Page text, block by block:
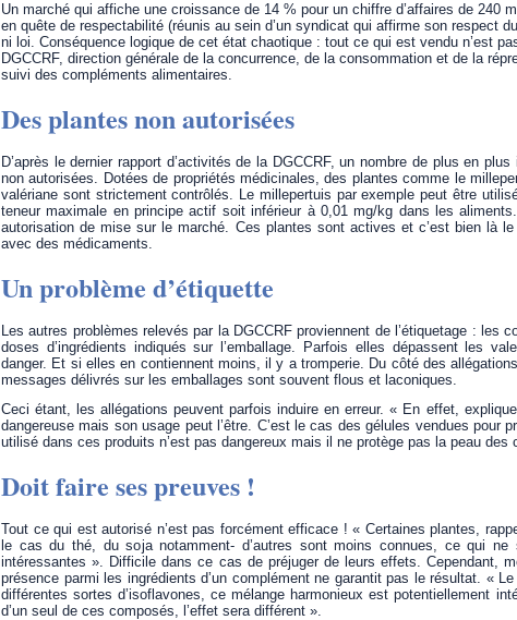
Un marché qui affiche une croissance de 14 % pour un chiffre d’affaires de 240
en quête de respectabilité (réunis au sein d’un syndicat qui affirme son respect
ni loi. Conséquence logique de cet état chaotique : tout ce qui est vendu n’est
DGCCRF, direction générale de la concurrence, de la consommation et de la
suivi des compléments alimentaires.
Des plantes non autorisées
D’après le dernier rapport d’activités de la DGCCRF, un nombre de plus en
non autorisées. Dotées de propriétés médicinales, des plantes comme le
valériane sont strictement contrôlés. Le millepertuis par exemple peut être
teneur maximale en principe actif soit inférieur à 0,01 mg/kg dans les
autorisation de mise sur le marché. Ces plantes sont actives et c’est bien là
avec des médicaments.
Un problème d’étiquette
Les autres problèmes relevés par la DGCCRF proviennent de l’étiquetage : les
doses d’ingrédients indiqués sur l’emballage. Parfois elles dépassent les
danger. Et si elles en contiennent moins, il y a tromperie. Du côté des
messages délivrés sur les emballages sont souvent flous et laconiques.
Ceci étant, les allégations peuvent parfois induire en erreur. « En effet,
dangereuse mais son usage peut l’être. C’est le cas des gélules vendues pour
utilisé dans ces produits n’est pas dangereux mais il ne protège pas la peau des
Doit faire ses preuves !
Tout ce qui est autorisé n’est pas forcément efficace ! « Certaines plantes,
le cas du thé, du soja notamment- d’autres sont moins connues, ce qui ne
intéressantes ». Difficile dans ce cas de préjuger de leurs effets. Cependant,
présence parmi les ingrédients d’un complément ne garantit pas le résultat. «
différentes sortes d’isoflavones, ce mélange harmonieux est potentiellement
d’un seul de ces composés, l’effet sera différent ».